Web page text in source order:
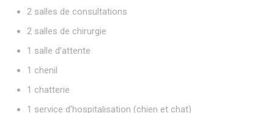
2 salles de consultations
2 salles de chirurgie
1 salle d’attente
1 chenil
1 chatterie
1 service d’hospitalisation (chien et chat)